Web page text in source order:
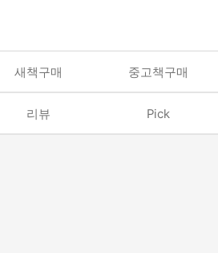
새책구매 중고책구매
리뷰 Pick